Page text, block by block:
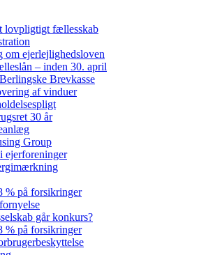
lovpligtigt fællesskab
om ejerlejlighedsloven
– inden 30. april
Brevkasse
af vinduer
30 år
Group
ejerforeninger
% på forsikringer
går konkurs?
% på forsikringer